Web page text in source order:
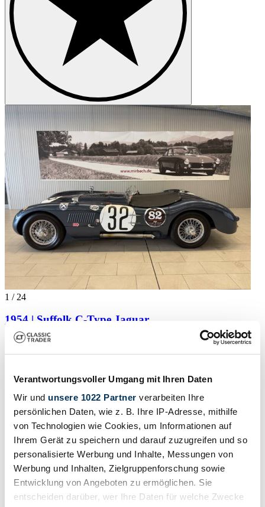
Verantwortungsvoller Umgang mit Ihren Daten
Wir und unsere 1022 Partner verarbeiten Ihre
persönlichen Daten, wie z. B. Ihre IP-Adresse, mithilfe
von Technologien wie Cookies, um Informationen auf
Ihrem Gerät zu speichern und darauf zuzugreifen und so
personalisierte Werbung und Inhalte, Messungen von
Werbung und Inhalten, Zielgruppenforschung sowie
Entwicklung von Angeboten zu ermöglichen. Sie
entscheiden darüber, wer Ihre Daten für welche Zwecke
1 / 24
1954 | Suffolk C-Type Jaguar
C-Type Recreation by Shell Valley, RHD
Convertible (Roadster)
Mileage (read)
Power (kW/hp)
147 / 200
Show vehicle